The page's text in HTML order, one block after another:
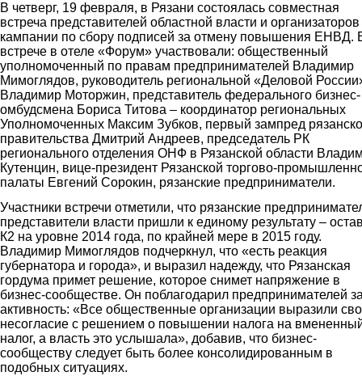
В четверг, 19 февраля, в Рязани состоялась совместная
встреча представителей областной власти и организаторов
кампании по сбору подписей за отмену повышения ЕНВД.
встрече в отеле «Форум» участвовали: общественный
уполномоченный по правам предпринимателей Владимир
Мимоглядов, руководитель региональной «Деловой
Владимир Моторжин, представитель федерального бизнес-
омбудсмена Бориса Титова – координатор региональных
Уполномоченных Максим Зубков, первый зампред
правительства Дмитрий Андреев, председатель РК
регионального отделения ОНФ в Рязанской области
Кутенцин, вице-президент Рязанской торгово-
палаты Евгений Сорокин, рязанские предприниматели.
Участники встречи отметили, что рязанские
представители власти пришли к единому результату –
К2 на уровне 2014 года, по крайней мере в 2015 году.
Владимир Мимоглядов подчеркнул, что «есть реакция
губернатора и города», и выразил надежду, что Рязанская
гордума примет решение, которое снимет напряжение в
бизнес-сообществе. Он поблагодарил предпринимателей
активность: «Все общественные организации выразили
несогласие с решением о повышении налога на
налог, а власть это услышала», добавив, что бизнес-
сообществу следует быть более консолидированным в
подобных ситуациях.